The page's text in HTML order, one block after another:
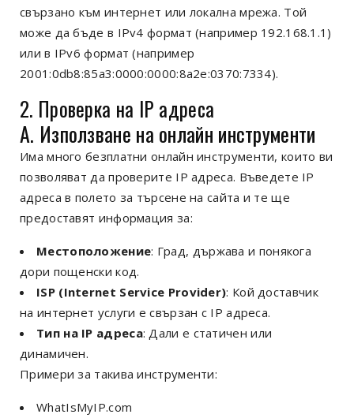
свързано към интернет или локална мрежа. Той
може да бъде в IPv4 формат (например 192.168.1.1)
или в IPv6 формат (например
2001:0db8:85a3:0000:0000:8a2e:0370:7334).
2. Проверка на IP адреса
A. Използване на онлайн инструменти
Има много безплатни онлайн инструменти, които ви
позволяват да проверите IP адреса. Въведете IP
адреса в полето за търсене на сайта и те ще
предоставят информация за:
Местоположение: Град, държава и понякога
дори пощенски код.
ISP (Internet Service Provider): Кой доставчик
на интернет услуги е свързан с IP адреса.
Тип на IP адреса: Дали е статичен или
динамичен.
Примери за такива инструменти:
WhatIsMyIP.com